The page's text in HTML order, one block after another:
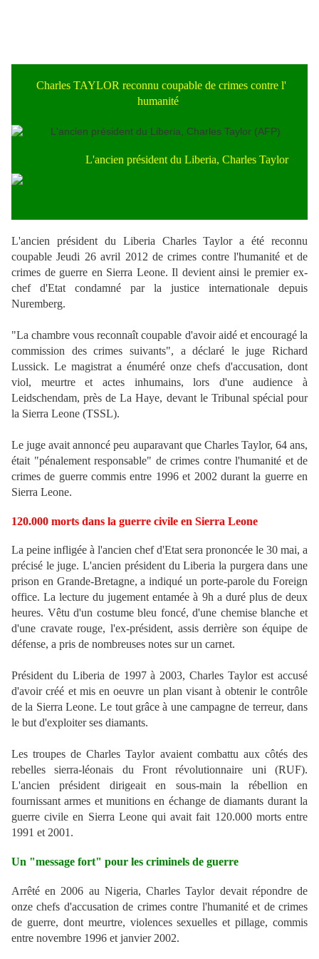
Charles TAYLOR reconnu coupable de crimes contre l'
humanité
L'ancien président du Liberia, Charles Taylor
L'ancien président du Liberia Charles Taylor a été reconnu
coupable Jeudi 26 avril 2012 de crimes contre l'humanité et de
crimes de guerre en Sierra Leone. Il devient ainsi le premier ex-
chef d'Etat condamné par la justice internationale depuis
Nuremberg.
"La chambre vous reconnaît coupable d'avoir aidé et encouragé la
commission des crimes suivants", a déclaré le juge Richard
Lussick. Le magistrat a énuméré onze chefs d'accusation, dont
viol, meurtre et actes inhumains, lors d'une audience à
Leidschendam, près de La Haye, devant le Tribunal spécial pour
la Sierra Leone (TSSL).
Le juge avait annoncé peu auparavant que Charles Taylor, 64 ans,
était "pénalement responsable" de crimes contre l'humanité et de
crimes de guerre commis entre 1996 et 2002 durant la guerre en
Sierra Leone.
120.000 morts dans la guerre civile en Sierra Leone
La peine infligée à l'ancien chef d'Etat sera prononcée le 30 mai, a
précisé le juge. L'ancien président du Liberia la purgera dans une
prison en Grande-Bretagne, a indiqué un porte-parole du Foreign
office. La lecture du jugement entamée à 9h a duré plus de deux
heures. Vêtu d'un costume bleu foncé, d'une chemise blanche et
d'une cravate rouge, l'ex-président, assis derrière son équipe de
défense, a pris de nombreuses notes sur un carnet.
Président du Liberia de 1997 à 2003, Charles Taylor est accusé
d'avoir créé et mis en oeuvre un plan visant à obtenir le contrôle
de la Sierra Leone. Le tout grâce à une campagne de terreur, dans
le but d'exploiter ses diamants.
Les troupes de Charles Taylor avaient combattu aux côtés des
rebelles sierra-léonais du Front révolutionnaire uni (RUF).
L'ancien président dirigeait en sous-main la rébellion en
fournissant armes et munitions en échange de diamants durant la
guerre civile en Sierra Leone qui avait fait 120.000 morts entre
1991 et 2001.
Un "message fort" pour les criminels de guerre
Arrêté en 2006 au Nigeria, Charles Taylor devait répondre de
onze chefs d'accusation de crimes contre l'humanité et de crimes
de guerre, dont meurtre, violences sexuelles et pillage, commis
entre novembre 1996 et janvier 2002.